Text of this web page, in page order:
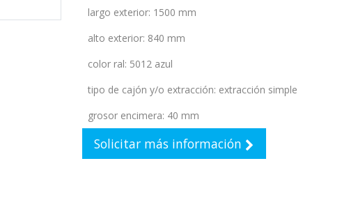
largo exterior: 1500 mm
alto exterior: 840 mm
color ral: 5012 azul
tipo de cajón y/o extracción: extracción simple
grosor encimera: 40 mm
Solicitar más información